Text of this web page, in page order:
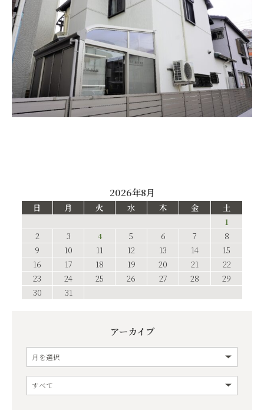
2026年8月
日 月 火 水 木 金
土
1
2
3 4 5 6 7
8
9
10 11 12 13 14
15
16
17 18 19 20 21
22
23
24 25 26 27 28
29
30
31
アーカイブ